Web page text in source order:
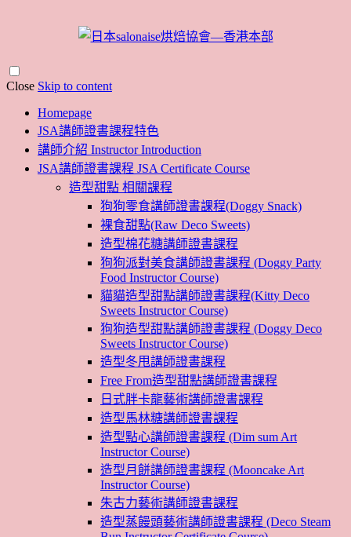
Close Skip to content
Homepage
JSA講師證書課程特色
講師介紹 Instructor Introduction
JSA講師證書課程 JSA Certificate Course
造型甜點 相關課程
狗狗零食講師證書課程(Doggy Snack)
裸食甜點(Raw Deco Sweets)
造型棉花糖講師證書課程
狗狗派對美食講師證書課程 (Doggy Party
Food Instructor Course)
貓貓造型甜點講師證書課程(Kitty Deco
Sweets Instructor Course)
狗狗造型甜點講師證書課程 (Doggy Deco
Sweets Instructor Course)
造型冬甩講師證書課程
Free From造型甜點講師證書課程
日式胖卡龍藝術講師證書課程
造型馬林糖講師證書課程
造型點心講師證書課程 (Dim sum Art
Instructor Course)
造型月餅講師證書課程 (Mooncake Art
Instructor Course)
朱古力藝術講師證書課程
造型蒸饅頭藝術講師證書課程 (Deco Steam